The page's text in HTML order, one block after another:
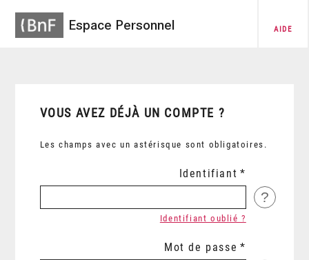
Espace Personnel AIDE
VOUS AVEZ DÉJÀ UN COMPTE ?
Les champs avec un astérisque sont obligatoires.
Identifiant
?
Identifiant oublié ?
Mot de passe